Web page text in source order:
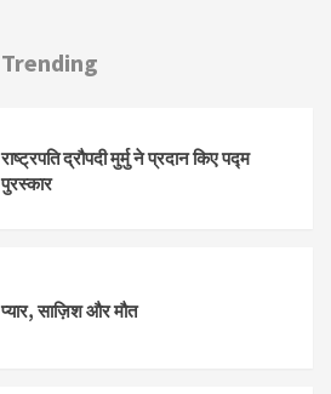
Trending
राष्ट्रपति द्रौपदी मुर्मु ने प्रदान किए पद्म
पुरस्कार
प्यार, साज़िश और मौत